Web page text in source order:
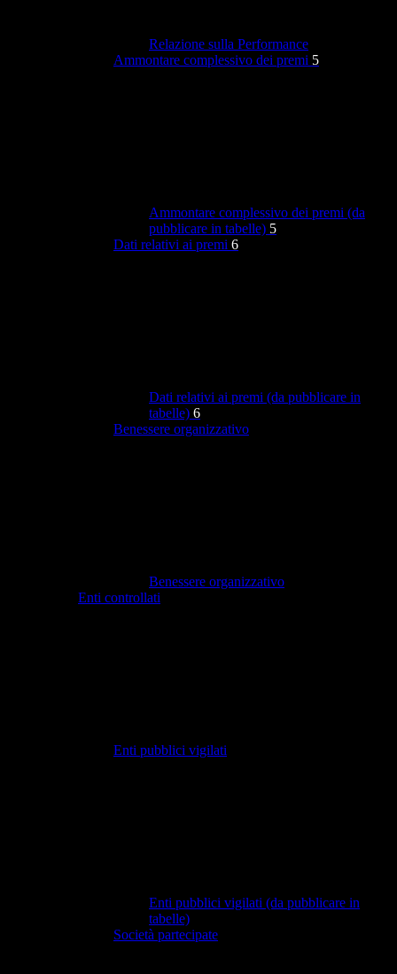
Relazione sulla Performance
Ammontare complessivo dei premi 5
Ammontare complessivo dei premi (da
pubblicare in tabelle) 5
Dati relativi ai premi 6
Dati relativi ai premi (da pubblicare in
tabelle) 6
Benessere organizzativo
Benessere organizzativo
Enti controllati
Enti pubblici vigilati
Enti pubblici vigilati (da pubblicare in
tabelle)
Società partecipate